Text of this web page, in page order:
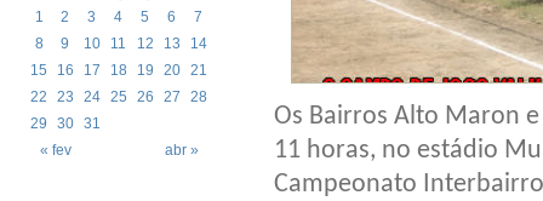
« fev abr »
1 2 3 4 5 6
7
8
9 10 11 12 13
14
15
16 17 18 19 20 21
22
23 24 25 26 27
28
29
30 31
Os Bairros Alto Maron
11 horas, no estádio
Campeonato